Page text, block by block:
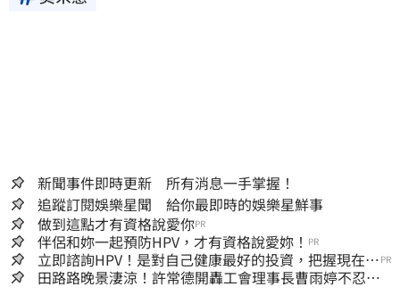
新聞事件即時更新 所有消息一手掌握！
追蹤訂閱娛樂星聞 給你最即時的娛樂星鮮事
做到這點才有資格說愛你PR
伴侶和妳一起預防HPV，才有資格說愛妳！ PR
立即諮詢HPV！是對自己健康最好的投資，把握現在不
嫌晚！
PR
田路路晚景淒涼！許常德開轟工會理事長曹雨婷不忍